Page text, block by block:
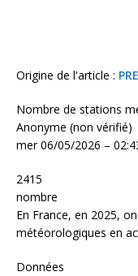
Origine de l'article :
Nombre de stations
Anonyme (non vérifié)
mer 06/05/2026 –
2415
nombre
En France, en 2025,
météorologiques en
Données